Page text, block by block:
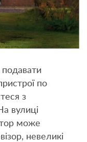
подавати
по
з
вулиці
може
невеликі